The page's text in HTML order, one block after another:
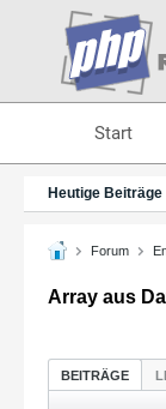
Start
Heutige Beiträge
Forum
Array aus
BEITRÄGE